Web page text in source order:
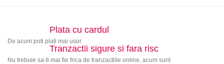
Plata cu cardul
De acum poti plati mai usor
Tranzactii sigure si fara risc
Nu trebuie sa-ti mai fie frica de tranzactiile online, acum sunt